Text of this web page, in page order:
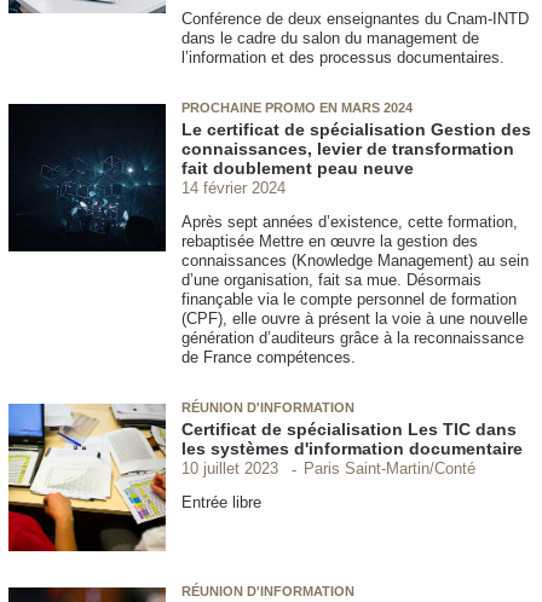
Conférence de deux enseignantes du Cnam-INTD
dans le cadre du salon du management de
l’information et des processus documentaires.
PROCHAINE PROMO EN MARS 2024
Le certificat de spécialisation Gestion des
connaissances, levier de transformation
fait doublement peau neuve
14 février 2024
Après sept années d’existence, cette formation,
rebaptisée Mettre en œuvre la gestion des
connaissances (Knowledge Management) au sein
d’une organisation, fait sa mue. Désormais
finançable via le compte personnel de formation
(CPF), elle ouvre à présent la voie à une nouvelle
génération d’auditeurs grâce à la reconnaissance
de France compétences.
RÉUNION D'INFORMATION
Certificat de spécialisation Les TIC dans
les systèmes d'information documentaire
10 juillet 2023
Paris Saint-Martin/Conté
Entrée libre
RÉUNION D'INFORMATION